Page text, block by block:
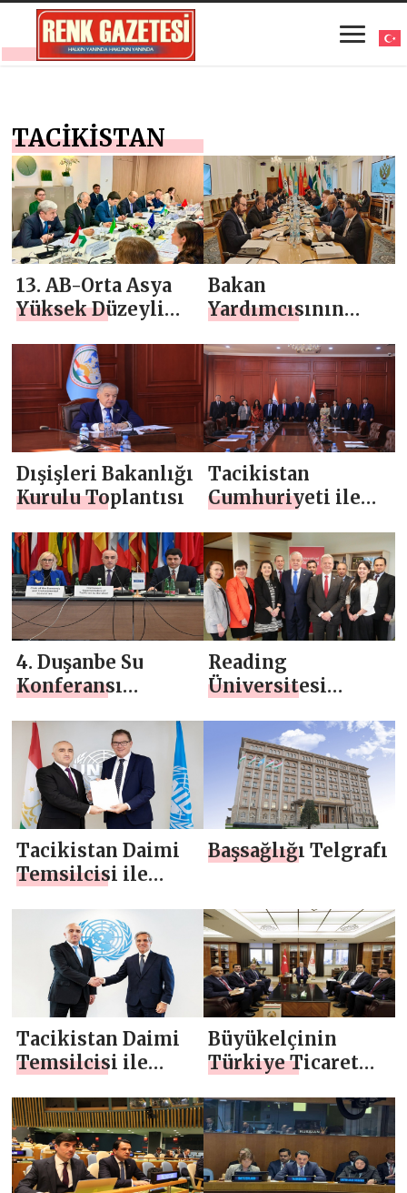
TACİKİSTAN
13. AB-Orta Asya
Yüksek Düzeyli
Diyaloğuna
Katılım
Bakan
Yardımcısının
Örgütü (SCO)
çerçevesindeki
istişarelere
katılımı
Dışişleri Bakanlığı
Kurulu Toplantısı
Tacikistan
Cumhuriyeti ile
Cumhuriyeti
arasında siyasi
istişareler
4. Duşanbe Su
Konferansı
ilişkin
bilgilendirme
toplantısı
Reading
Üniversitesi
Tacikistan Daimi
Temsilcisi ile
Direktörü
Arasında Görüşme
Başsağlığı Telgrafı
Tacikistan Daimi
Temsilcisi ile
Ofisi Genel Müdür
Vekili arasında
gerçekleşen
görüşme
Büyükelçinin
Türkiye Ticaret
görüşmesi